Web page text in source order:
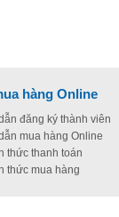
hàng Online
đăng ký thành viên
mua hàng Online
thức thanh toán
thức mua hàng